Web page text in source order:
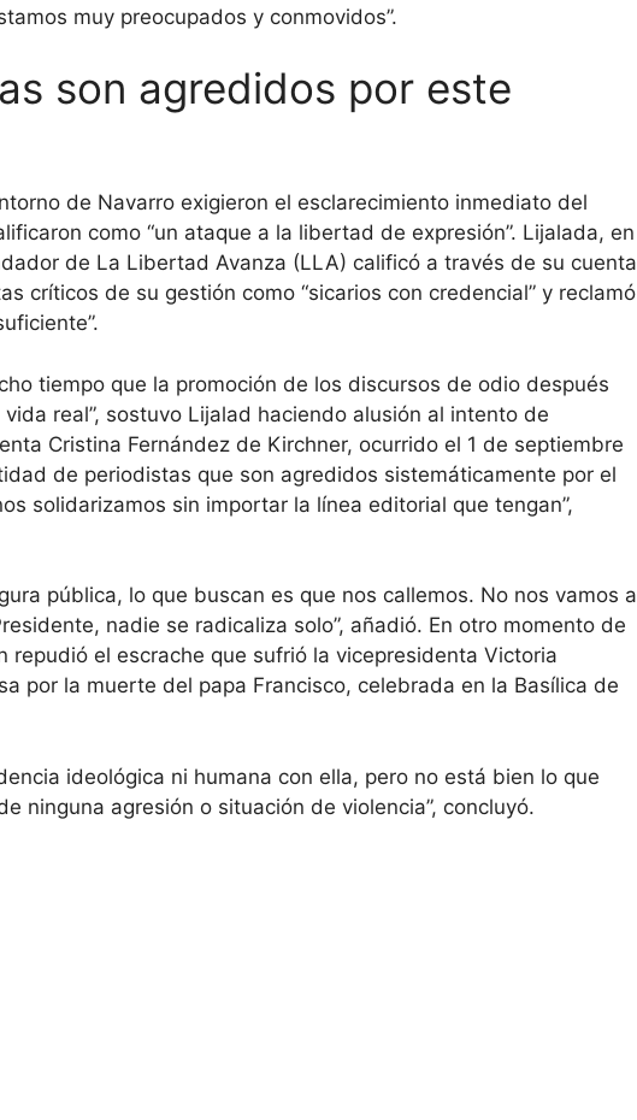
muy preocupados y conmovidos”.
son agredidos por este
de Navarro exigieron el esclarecimiento inmediato del
como “un ataque a la libertad de expresión”. Lijalada, en
de La Libertad Avanza (LLA) calificó a través de su cuenta
críticos de su gestión como “sicarios con credencial” y reclamó
tiempo que la promoción de los discursos de odio después
real”, sostuvo Lijalad haciendo alusión al intento de
Cristina Fernández de Kirchner, ocurrido el 1 de septiembre
de periodistas que son agredidos sistemáticamente por el
solidarizamos sin importar la línea editorial que tengan”,
pública, lo que buscan es que nos callemos. No nos vamos a
nadie se radicaliza solo”, añadió. En otro momento de
repudió el escrache que sufrió la vicepresidenta Victoria
por la muerte del papa Francisco, celebrada en la Basílica de
ideológica ni humana con ella, pero no está bien lo que
ninguna agresión o situación de violencia”, concluyó.